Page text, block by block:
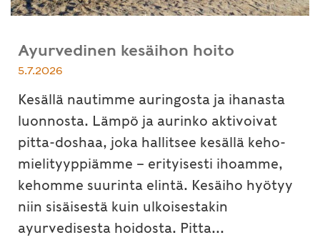
Ayurvedinen kesäihon hoito
5.7.2026
Kesällä nautimme auringosta ja ihanasta
luonnosta. Lämpö ja aurinko aktivoivat
pitta-doshaa, joka hallitsee kesällä keho-
mielityyppiämme – erityisesti ihoamme,
kehomme suurinta elintä. Kesäiho hyötyy
niin sisäisestä kuin ulkoisestakin
ayurvedisesta hoidosta. Pitta...